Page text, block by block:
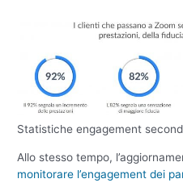
Statistiche engagement
Allo stesso tempo,
monitorare l’engagement dei